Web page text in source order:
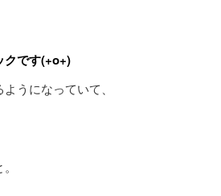
クです(+o+)
うになっていて、